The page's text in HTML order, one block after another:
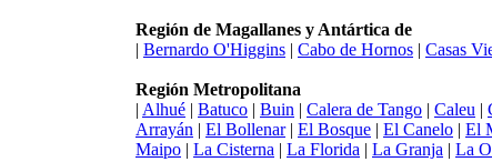
Región de Magallanes y Antártica de
| Bernardo O'Higgins | Cabo de Hornos | Casas
Región Metropolitana
| Alhué | Batuco | Buin | Calera de Tango | Caleu |
Arrayán | El Bollenar| El Bosque | El Canelo | El
Maipo | La Cisterna | La Florida | La Granja | La